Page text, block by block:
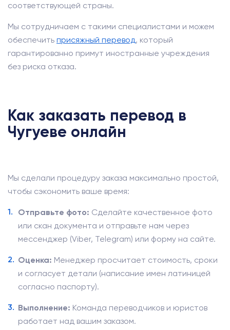
соответствующей страны.
Мы сотрудничаем с такими специалистами и можем
обеспечить присяжный перевод, который
гарантированно примут иностранные учреждения
без риска отказа.
Как заказать перевод в
Чугуеве онлайн
Мы сделали процедуру заказа максимально простой,
чтобы сэкономить ваше время:
Отправьте фото: Сделайте качественное фото
или скан документа и отправьте нам через
мессенджер (Viber, Telegram) или форму на сайте.
Оценка: Менеджер просчитает стоимость, сроки
и согласует детали (написание имен латиницей
согласно паспорту).
Выполнение: Команда переводчиков и юристов
работает над вашим заказом.